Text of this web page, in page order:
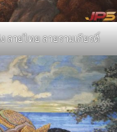
ลายไทย ลายรามเกียรติ์